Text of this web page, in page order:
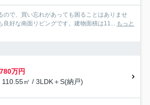
ので、買い忘れがあっても困ることはありませ
良好な南面リビングです。建物面積は11... もっと
万円
110.55㎡ / 3LDK＋S(納戸)